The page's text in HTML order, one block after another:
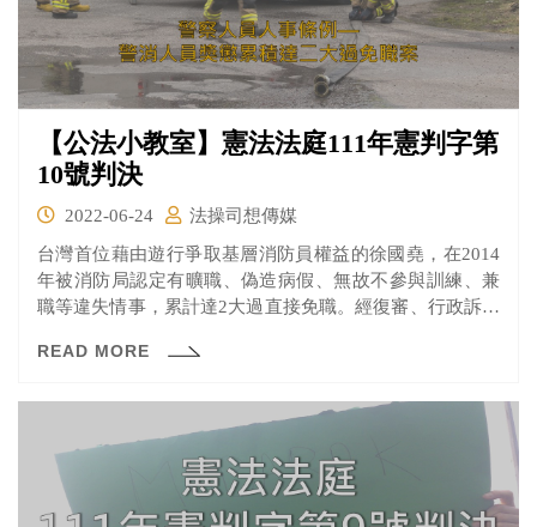
【公法小教室】憲法法庭111年憲判字第
10號判決
2022-06-24
法操司想傳媒
台灣首位藉由遊行爭取基層消防員權益的徐國堯，在2014
年被消防局認定有曠職、偽造病假、無故不參與訓練、兼
職等違失情事，累計達2大過直接免職。經復審、行政訴訟
READ MORE